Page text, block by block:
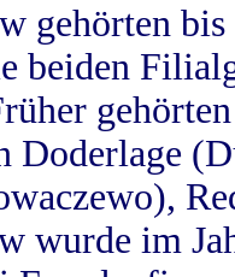
gehörten
beiden
Doderlage
wurde im